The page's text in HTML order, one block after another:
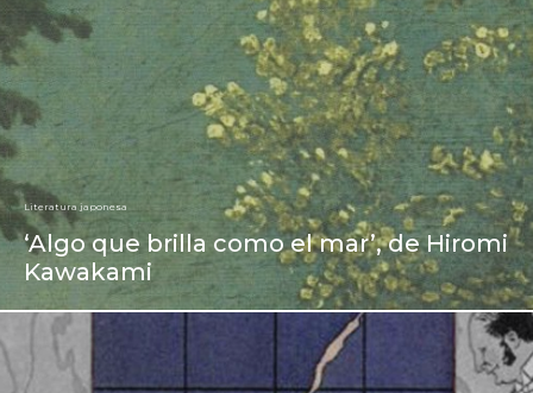
Literatura japonesa
‘Algo que brilla como el mar’, de Hiromi
Kawakami